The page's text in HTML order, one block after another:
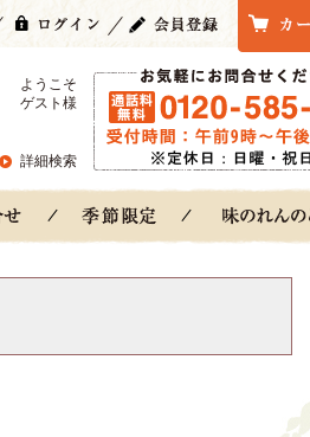
ようこそ
ゲスト様
詳細検索